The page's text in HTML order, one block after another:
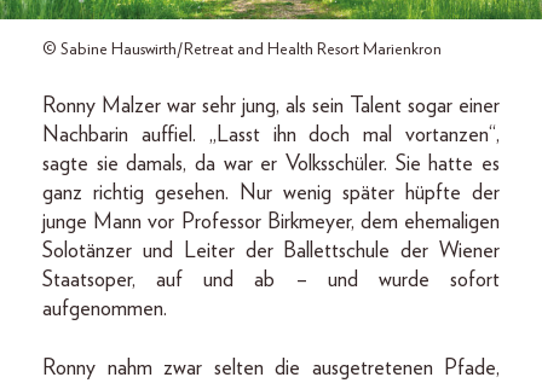
© Sabine Hauswirth/Retreat and Health Resort Marienkron
Ronny Malzer war sehr jung, als sein Talent sogar einer
Nachbarin auffiel. „Lasst ihn doch mal vortanzen“,
sagte sie damals, da war er Volksschüler. Sie hatte es
ganz richtig gesehen. Nur wenig später hüpfte der
junge Mann vor Professor Birkmeyer, dem ehemaligen
Solotänzer und Leiter der Ballettschule der Wiener
Staatsoper, auf und ab – und wurde sofort
aufgenommen.
Ronny nahm zwar selten die ausgetretenen Pfade,